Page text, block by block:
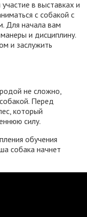
в выставках и
с собакой с
Для начала вам
и дисциплину.
и заслужить
не сложно,
Перед
который
силу.
обучения
собака начнет